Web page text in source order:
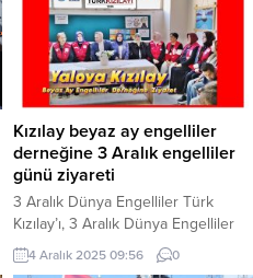
bilgiler sunar. Erken erişim
programının ardından, müşteriler
ölçek, yüksek tutarlılık ve kolay
örnekleme ile içgörü elde etme iş
akışını övüyorlar. Lansman,
Illumina’nın SomaLogic’i satın alma
anlaşmasını duyurmasının
ardından...
Kızılay beyaz ay engelliler
derneğine 3 Aralık engelliler
günü ziyareti
3 Aralık Dünya Engelliler Türk
Kızılay’ı, 3 Aralık Dünya Engelliler
Günü kapsamında anlamlı bir
ziyaret gerçekleştirerek Beyaz ay
4 Aralık 2025 09:56 0